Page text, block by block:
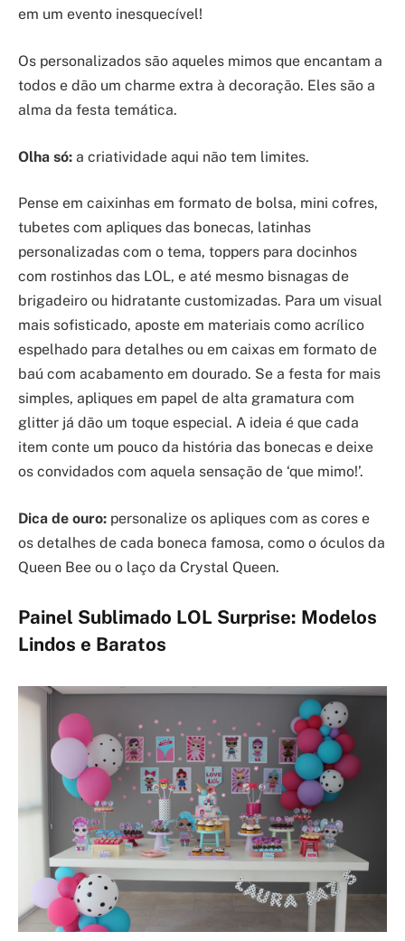
em um evento inesquecível!
Os personalizados são aqueles mimos que encantam a
todos e dão um charme extra à decoração. Eles são a
alma da festa temática.
Olha só: a criatividade aqui não tem limites.
Pense em caixinhas em formato de bolsa, mini cofres,
tubetes com apliques das bonecas, latinhas
personalizadas com o tema, toppers para docinhos
com rostinhos das LOL, e até mesmo bisnagas de
brigadeiro ou hidratante customizadas. Para um visual
mais sofisticado, aposte em materiais como acrílico
espelhado para detalhes ou em caixas em formato de
baú com acabamento em dourado. Se a festa for mais
simples, apliques em papel de alta gramatura com
glitter já dão um toque especial. A ideia é que cada
item conte um pouco da história das bonecas e deixe
os convidados com aquela sensação de ‘que mimo!’.
Dica de ouro: personalize os apliques com as cores e
os detalhes de cada boneca famosa, como o óculos da
Queen Bee ou o laço da Crystal Queen.
Painel Sublimado LOL Surprise: Modelos
Lindos e Baratos